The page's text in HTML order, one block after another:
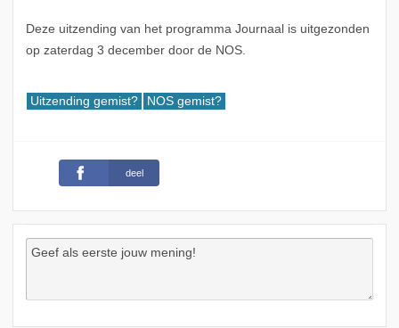
Deze uitzending van het programma Journaal is uitgezonden
op zaterdag 3 december door de NOS.
Uitzending gemist? NOS gemist?
deel